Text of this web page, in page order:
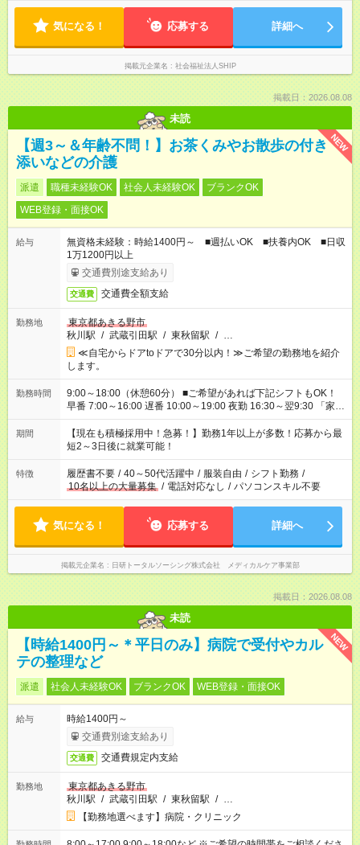
態：中途採用（契約社員） 給与：月給 251,500円 ～ 281,500円
上記額にはみなし残業代を含みます。※超過分は全額支給いたし
ます。 みなし残業代 40,000円 みなし残業時間 24時間
気になる！ 応募する 詳細へ
掲載元企業名 社会福祉法人SHIP
掲載日：2026.08.08
未読
NEW
【週3～＆年齢不問！】お茶くみやお散歩の付き
添いなどの介護
派遣 職種未経験OK 社会人未経験OK
ブランクOK
WEB登録・面接OK
給与
無資格未経験：時給1400円～ ■週払いOK ■扶養内OK ■日収
1万1200円以上
交通費別途支給あり
交通費 交通費全額支給
勤務地
東京都あきる野市
秋川駅 / 武蔵引田駅 / 東秋留駅 / …
≪自宅からドアtoドアで30分以内！≫ご希望の勤務地を紹介
します。
勤務時間
9:00～18:00（休憩60分） ■ご希望があれば下記シフトもOK！
早番 7:00～16:00 遅番 10:00～19:00 夜勤 16:30～翌9:30 「家族
と休みを合わせたい」 「余裕を持って夕飯の準備がしたい」
「できれば残業はしたくない」 など、ご希望を教えてください
ね。 ※Wワーク希望の方へ 今ご覧のお仕事で希望する勤務時間
と、もう1つのお仕事の勤務時間。 合計で週40時間を超える場
合は応募できません。
期間
【現在も積極採用中！急募！】勤務1年以上が多数！応募から最
短2～3日後に就業可能！
特徴 履歴書不要 / 40～50代活躍中 / 服装自由 / シフト勤務 /
10名以上の大量募集 / 電話対応なし / パソコンスキル不要
気になる！ 応募する 詳細へ
掲載元企業名 日研トータルソーシング株式会社 メディカルケア事業部
掲載日：2026.08.08
未読
NEW
【時給1400円～＊平日のみ】病院で受付やカル
テの整理など
派遣 社会人未経験OK ブランクOK WEB登録・面接OK
給与
時給1400円～
交通費別途支給あり
交通費 交通費規定内支給
勤務地
東京都あきる野市
秋川駅 / 武蔵引田駅 / 東秋留駅 / …
【勤務地選べます】病院・クリニック